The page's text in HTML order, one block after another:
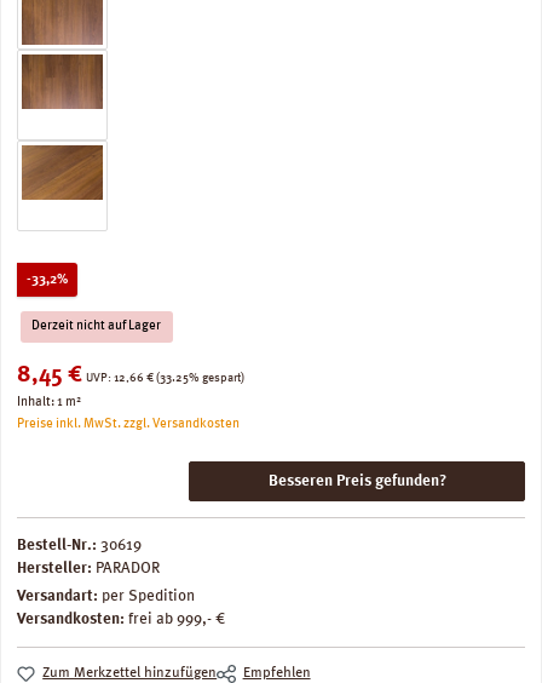
-33,2%Rabatt
Derzeit nicht auf Lager
Verkaufspreis:
8,45 € UVP: Regulärer Preis:
12,66 € (33.25% gespart)
Inhalt:1 m²
Preise inkl. MwSt. zzgl. Versandkosten
Besseren Preis gefunden?
Bestell-Nr.: 30619
Hersteller: PARADOR
Versandart: per Spedition
Versandkosten: frei ab 999,- €
Zum Merkzettel hinzufügen Empfehlen